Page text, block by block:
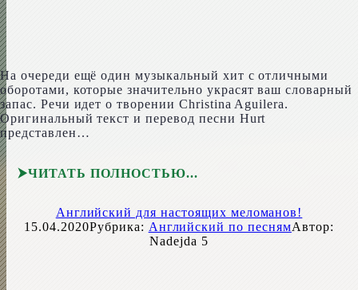
На очереди ещё один музыкальный хит с отличными
оборотами, которые значительно украсят ваш словарный
запас. Речи идет о творении Christi­na Aguil­era.
Оригинальный текст и перевод песни Hurt
представлен…
ЧИТАТЬ ПОЛНОСТЬЮ
Английский для настоящих меломанов!
15.04.2020Рубрика: Английский по песнямАвтор:
Nadejda 5